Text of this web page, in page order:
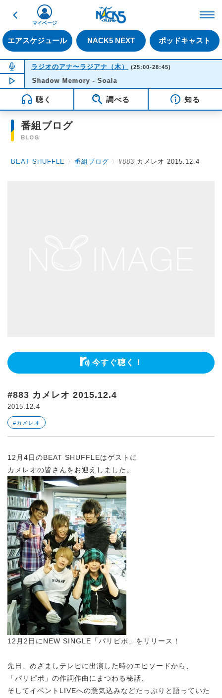
戻る
エアスケジュール NACK5 NEXT ポッドキャスト
マイページ
NOW ON AIR
ラジオのアナ〜ラジアナ（木） (25:00-28:45)
NOW PLAYING04:22
Shadow Memory - Soala
聴く 調べる 知る
番組ブログ
BLOG
BEAT SHUFFLE 〉番組ブログ 〉#883 カメレオ 2015.12.4
今すぐ聴く！
#883 カメレオ 2015.12.4
2015.12.4
#カメレオ
12月4日のBEAT SHUFFLEはゲストに
カメレオの皆さんをお迎えしました。
12月2日にNEW SINGLE「パリピポ」をリリース！
先日、めざましテレビに出演した時のエピソードから、
「パリピポ」の作詞作曲にまつわる秘話、
そしてイベントLIVEへの意気込みなどたっぷりと語っていた